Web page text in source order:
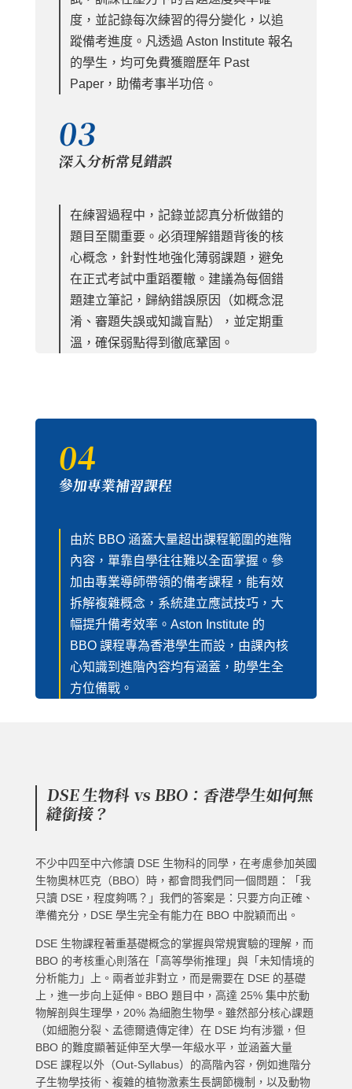
度，並記錄每次練習的得分變化，以追
蹤備考進度。凡透過 Aston Institute 報名
的學生，均可免費獲贈歷年 Past
Paper，助備考事半功倍。
03
深入分析常見錯誤
在練習過程中，記錄並認真分析做錯的
題目至關重要。必須理解錯題背後的核
心概念，針對性地強化薄弱課題，避免
在正式考試中重蹈覆轍。建議為每個錯
題建立筆記，歸納錯誤原因（如概念混
淆、審題失誤或知識盲點），並定期重
溫，確保弱點得到徹底鞏固。
04
參加專業補習課程
由於 BBO 涵蓋大量超出課程範圍的進階
內容，單靠自學往往難以全面掌握。參
加由專業導師帶領的備考課程，能有效
拆解複雜概念，系統建立應試技巧，大
幅提升備考效率。Aston Institute 的
BBO 課程專為香港學生而設，由課內核
心知識到進階內容均有涵蓋，助學生全
方位備戰。
DSE 生物科 vs BBO：香港學生如何無
縫銜接？
不少中四至中六修讀 DSE 生物科的同學，在考慮參加英國
生物奧林匹克（BBO）時，都會問我們同一個問題：「我
只讀 DSE，程度夠嗎？」我們的答案是：只要方向正確、
準備充分，DSE 學生完全有能力在 BBO 中脫穎而出。
DSE 生物課程著重基礎概念的掌握與常規實驗的理解，而
BBO 的考核重心則落在「高等學術推理」與「未知情境的
分析能力」上。兩者並非對立，而是需要在 DSE 的基礎
上，進一步向上延伸。BBO 題目中，高達 25% 集中於動
物解剖與生理學，20% 為細胞生物學。雖然部分核心課題
（如細胞分裂、孟德爾遺傳定律）在 DSE 均有涉獵，但
BBO 的難度顯著延伸至大學一年級水平，並涵蓋大量
DSE 課程以外（Out-Syllabus）的高階內容，例如進階分
子生物學技術、複雜的植物激素生長調節機制，以及動物